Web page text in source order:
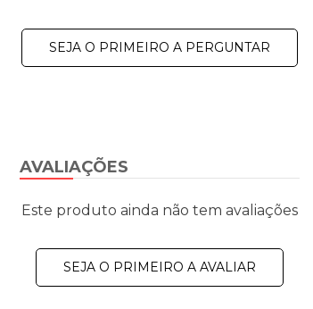
AVALIAÇÕES
Este produto ainda não tem avaliações
SEJA O PRIMEIRO A AVALIAR
SEJA O PRIMEIRO A PERGUNTAR